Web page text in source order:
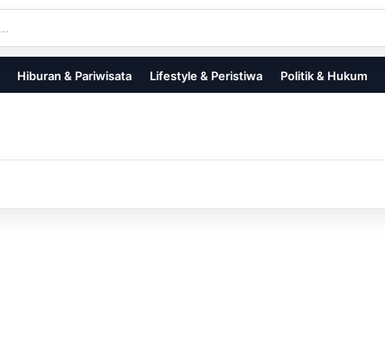
Hiburan & Pariwisata Lifestyle & Peristiwa Politik & Hukum